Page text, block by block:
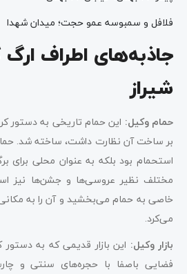
فلافل و سمبوسه عمو حجت؛ میدان شهدا
جاذبه‌های اطراف
شیراز
حمام وکیل: این حمام تاریخی به دستور
بر ساخت آن نظارت داشت، ساخته شد.
استحمام بود بلکه به عنوان محلی برای
مختلف نظیر عروسی‌ها و جشن‌ها نیز
خاصی به حمام می‌بخشید و آن را به مکانی
می‌کرد.
بازار وکیل: این بازار قدیمی که به
فضایی باصفا با حجره‌های سنتی و